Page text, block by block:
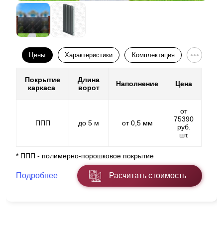
Цены Характеристики Комплектация
Покрытие
каркаса
Длина
ворот
Наполнение Цена
ППП до 5 м от 0,5 мм
от
75390
руб.
шт.
* ППП - полимерно-порошковое покрытие
Подробнее Расчитать стоимость